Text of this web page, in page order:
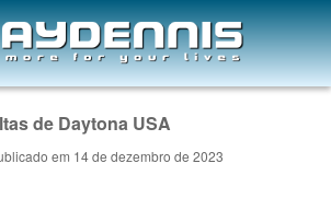
de Daytona USA
em 14 de dezembro de 2023